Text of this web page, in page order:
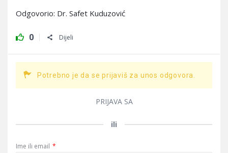
Odgovorio: Dr. Safet Kuduzović
0 Dijeli
Potrebno je da se prijaviš za unos odgovora.
PRIJAVA SA
ili
Ime ili email *